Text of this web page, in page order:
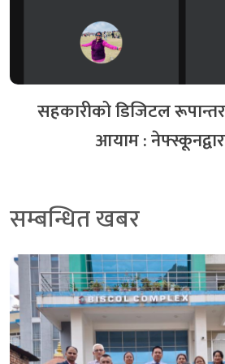
सहकारीको डिजिटल
नेफ्स्कूनद्वारा AI in Cooperative
१ दिन अगाडि
स्क्यान कार्यक्रम कार्यान्वयनका
सुपरीवेक्षण सम्पन्न
३३ दिन अगाडि
सहकारीको डिजिटल
आयाम :
सम्बन्धित खबर